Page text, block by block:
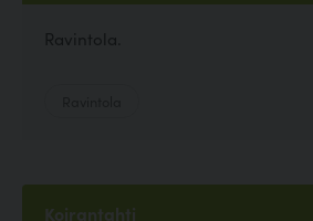
Ravintola.
Koirantahti